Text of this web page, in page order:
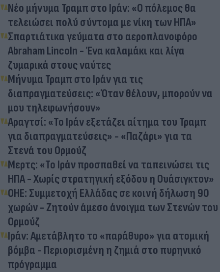
Νέο μήνυμα Τραμπ στο Ιράν: «Ο πόλεμος θα
τελειώσει πολύ σύντομα με νίκη των ΗΠΑ»
Σπαρτιάτικα γεύματα στο αεροπλανοφόρο
Abraham Lincoln - Ένα καλαμάκι και λίγα
ζυμαρικά στους ναύτες
Μήνυμα Τραμπ στο Ιράν για τις
διαπραγματεύσεις: «Όταν θέλουν, μπορούν να
μου τηλεφωνήσουν»
Αραγτσί: «Το Ιράν εξετάζει αίτημα του Τραμπ
για διαπραγματεύσεις» - «Παζάρι» για τα
Στενά του Ορμούζ
Μερτς: «Το Ιράν προσπαθεί να ταπεινώσει τις
ΗΠΑ - Χωρίς στρατηγική εξόδου η Ουάσιγκτον»
ΟΗΕ: Συμμετοχή Ελλάδας σε κοινή δήλωση 90
χωρών - Ζητούν άμεσο άνοιγμα των Στενών του
Ορμούζ
Ιράν: Aμετάβλητο το «παράθυρο» για ατομική
βόμβα - Περιορισμένη η ζημιά στο πυρηνικό
πρόγραμμα